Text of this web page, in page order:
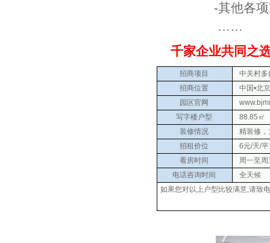
-其他各项支
……
千家企业共同之
招商项目
中关村多
招商位置
中国•北
园区官网
写字楼户型
88.85㎡
装修情况
精装修，
招租价位
6元/天/平
看房时间
周一至
电话咨询时间
全天候
如果您对以上户型比较满意,请致